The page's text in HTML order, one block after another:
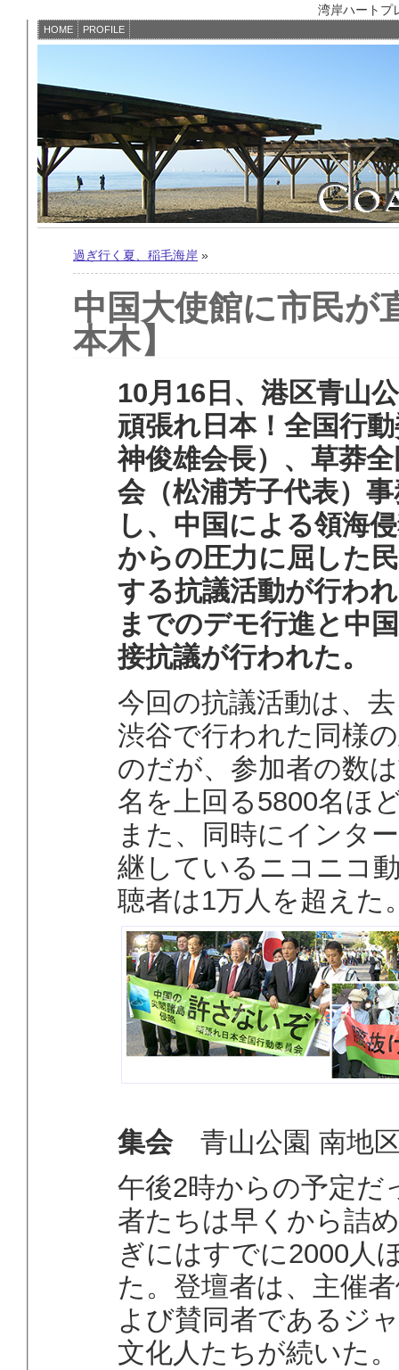
湾岸ハート
HOME PROFILE
過ぎ行く夏、稲毛海岸 »
中国大使館に市民
本木】
10月16日、港区青山
頑張れ日本！全国行
神俊雄会長）、草莽
会（松浦芳子代表）
し、中国による領海
からの圧力に屈した
する抗議活動が行わ
までのデモ行進と中
接抗議が行われた。
今回の抗議活動は、
渋谷で行われた同様
のだが、参加者の数
名を上回る5800名ほ
また、同時にインタ
継しているニコニコ
聴者は1万人を超えた
集会青山公園 南地
午後2時からの予定だ
者たちは早くから詰
ぎにはすでに2000人
た。登壇者は、主催
よび賛同者であるジ
文化人たちが続いた。